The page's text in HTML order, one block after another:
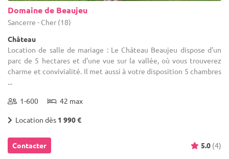
Domaine de Beaujeu
Sancerre - Cher (18)
Château
Location de salle de mariage : Le Château Beaujeu dispose d'un
parc de 5 hectares et d'une vue sur la vallée, où vous trouverez
charme et convivialité. Il met aussi à votre disposition 5 chambres
...
1-600 42 max
Location dès 1 990 €
Contacter 5.0 (4)